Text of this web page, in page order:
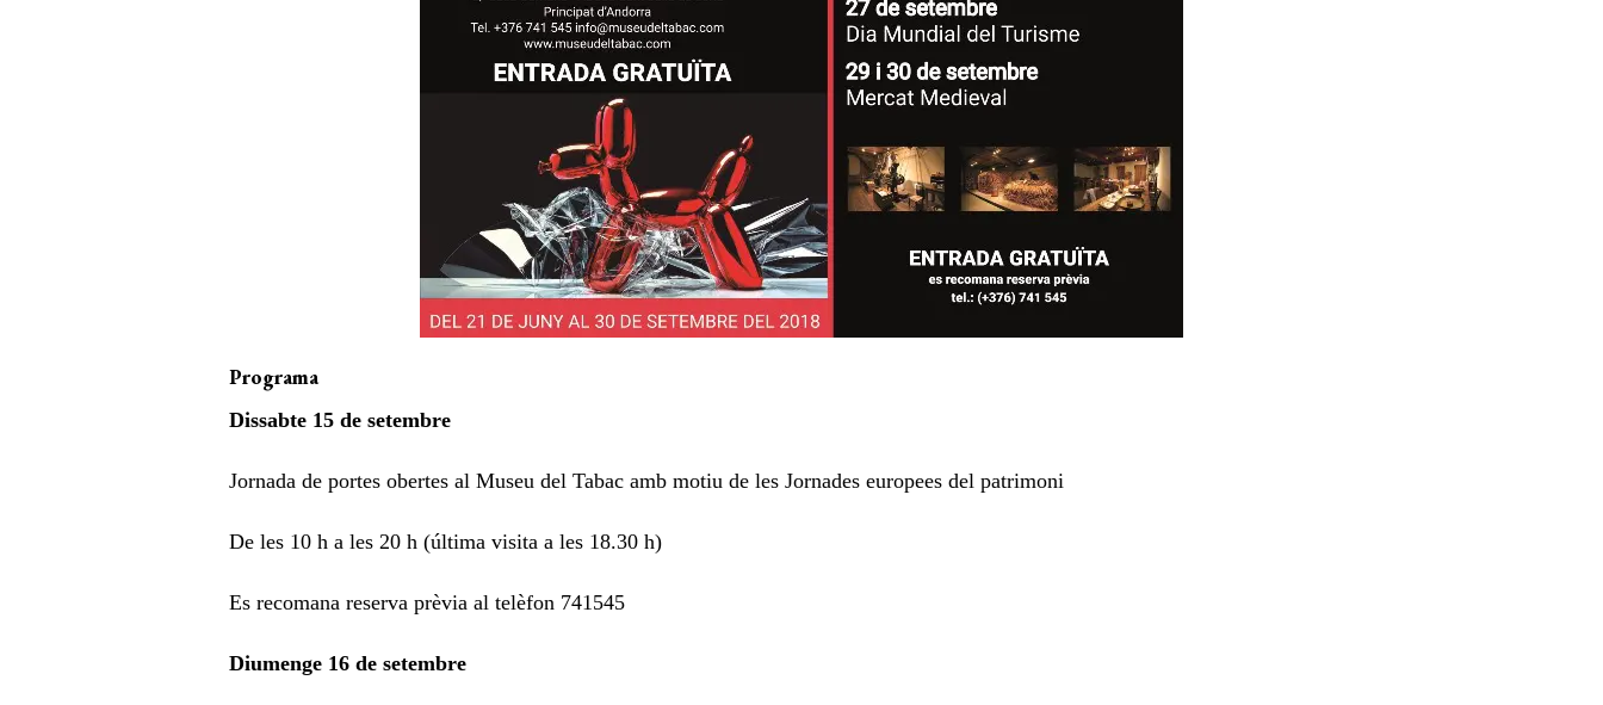
Programa
Dissabte 15 de setembre
Jornada de portes obertes al Museu del Tabac amb motiu de les Jornades europees del patrimoni
De les 10 h a les 20 h (última visita a les 18.30 h)
Es recomana reserva prèvia al telèfon 741545
Diumenge 16 de setembre